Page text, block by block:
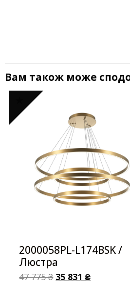
Вам також може
2000058PL-L174BSK /
Люстра
47 775₴ 35 831₴